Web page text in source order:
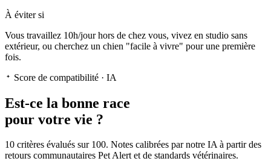
À éviter si
Vous travaillez 10h/jour hors de chez vous, vivez en studio sans
extérieur, ou cherchez un chien "facile à vivre" pour une première
fois.
Score de compatibilité · IA
Est-ce la bonne race
pour votre vie ?
10 critères évalués sur 100. Notes calibrées par notre IA à partir des
retours communautaires Pet Alert et de standards vétérinaires.